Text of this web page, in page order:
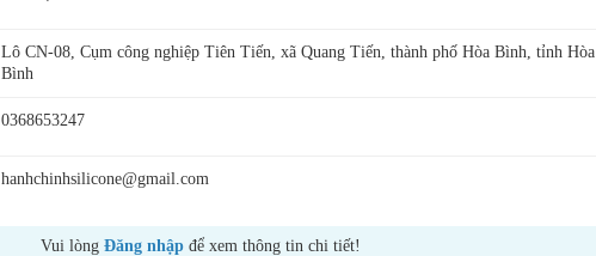
Lô CN-08, Cụm công nghiệp Tiên Tiến, xã Quang Tiến, thành phố Hòa Bình, tỉnh Hòa
Bình
0368653247
hanhchinhsilicone@gmail.com
Vui lòng Đăng nhập để xem thông tin chi tiết!